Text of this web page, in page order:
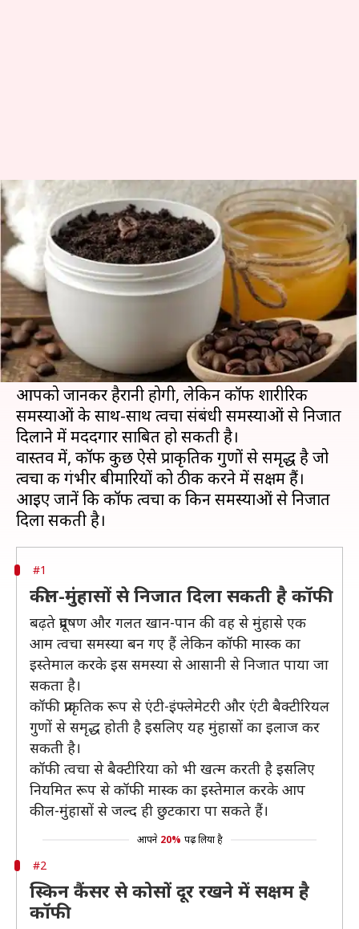
सिर्फ मूड ही नहीं, त्वचा के लिए भी
फायदेमंद है कॉफी
अंजली Mar 17, 2020 02:13 pm
क्या है खबर?
अगर आप कॉफी के शौकिन हैं तो जान लीजिए कि कॉफी
सिर्फ आपके मूड को ही नहीं बल्कि त्वचा के लिए भी
फायदेमंद है।
आपको जानकर हैरानी होगी, लेकिन कॉफी शारीरिक
समस्याओं के साथ-साथ त्वचा संबंधी समस्याओं से निजात
दिलाने में मददगार साबित हो सकती है।
वास्तव में, कॉफी कुछ ऐसे प्राकृतिक गुणों से समृद्ध है जो
त्वचा की गंभीर बीमारियों को ठीक करने में सक्षम हैं।
आइए जानें कि कॉफी त्वचा की किन समस्याओं से निजात
#1
कील-मुंहासों से निजात दिला सकती है कॉफी
बढ़ते प्रदूषण और गलत खान-पान की वह से मुंहासे एक
आम त्वचा समस्या बन गए हैं लेकिन कॉफी मास्क का
इस्तेमाल करके इस समस्या से आसानी से निजात पाया जा
सकता है।
कॉफी प्राकृतिक रूप से एंटी-इंफ्लेमेटरी और एंटी बैक्टीरियल
गुणों से समृद्ध होती है इसलिए यह मुंहासों का इलाज कर
सकती है।
कॉफी त्वचा से बैक्टीरिया को भी खत्म करती है इसलिए
नियमित रूप से कॉफी मास्क का इस्तेमाल करके आप
कील-मुंहासों से जल्द ही छुटकारा पा सकते हैं।
आपने 20% पढ़ लिया है
#2
स्किन कैंसर से कोसों दूर रखने में सक्षम है
कॉफी